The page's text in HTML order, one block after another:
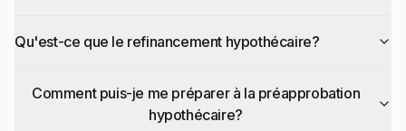
Qu'est-ce que le refinancement hypothécaire?
Comment puis-je me préparer à la préapprobation
hypothécaire?